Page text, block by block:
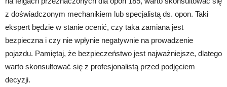
z doświadczonym mechanikiem lub specjalistą ds. opon. Taki
ekspert będzie w stanie ocenić, czy taka zamiana jest
bezpieczna i czy nie wpłynie negatywnie na prowadzenie
pojazdu. Pamiętaj, że bezpieczeństwo jest najważniejsze, dlatego
warto skonsultować się z profesjonalistą przed podjęciem
decyzji.